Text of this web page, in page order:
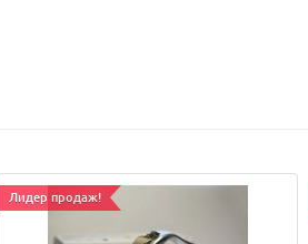
Лидер продаж!